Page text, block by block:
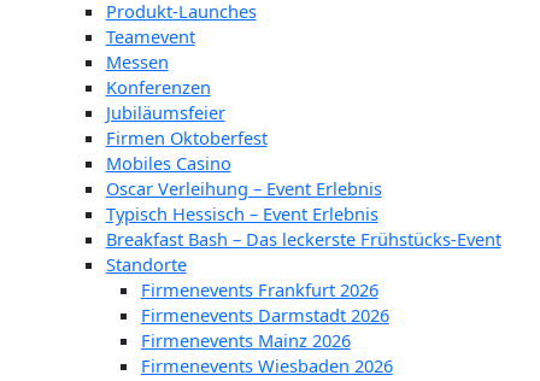
Produkt-Launches
Teamevent
Messen
Konferenzen
Jubiläumsfeier
Firmen Oktoberfest
Mobiles Casino
Oscar Verleihung – Event Erlebnis
Typisch Hessisch – Event Erlebnis
Breakfast Bash – Das leckerste Frühstücks-Event
Standorte
Firmenevents Frankfurt 2026
Firmenevents Darmstadt 2026
Firmenevents Mainz 2026
Firmenevents Wiesbaden 2026